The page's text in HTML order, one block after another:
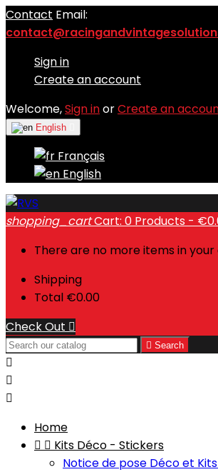
Contact Email:
Sign in
Create an account
Welcome,Sign inorCreate an
English
Français
English
shopping_cartCart: 0 Products -
There are no more items in
Shipping
Total €0.00
Check Out 
 Search



Home
  Kits Déco - Stickers
Notice de pose Déco et